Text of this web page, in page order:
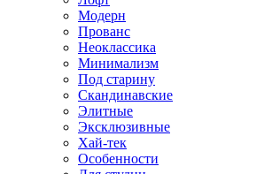
Модерн
Прованс
Неоклассика
Минимализм
Под старину
Скандинавские
Элитные
Эксклюзивные
Хай-тек
Особенности